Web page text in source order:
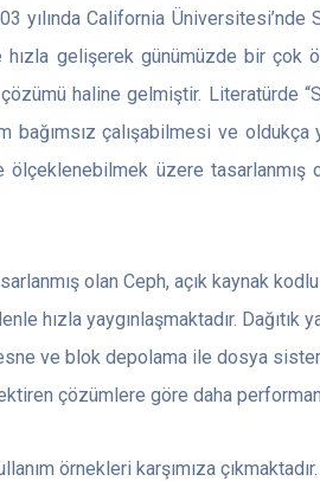
yılında California
hızla gelişerek günümüzde bir
haline gelmiştir. Literatürde
bağımsız çalışabilmesi ve
üzere tasarlanmış
olan Ceph, açık kaynak kodlu
yaygınlaşmaktadır. Dağıtık
ve blok depolama ile dosya
çözümlere göre daha
örnekleri karşımıza